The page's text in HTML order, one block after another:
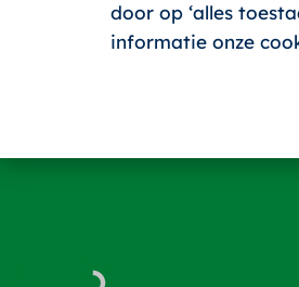
door op ‘alles
informatie onze